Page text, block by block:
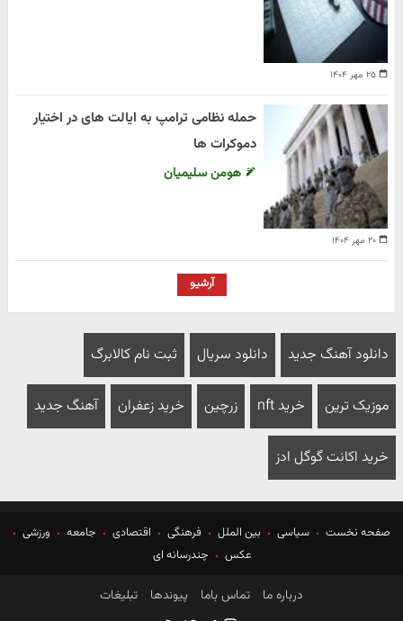
۲۵ مهر ۱۴۰۴
۲۰ مهر ۱۴۰۴
حمله نظامی ترامپ به ایالت های در اختیار
دموکرات ها
هومن سلیمیان
آرشیو
دانلود آهنگ جدید دانلود سریال ثبت نام کالابرگ
موزیک ترین خرید nft زرچین خرید زعفران آهنگ جدید
خرید اکانت گوگل ادز
صفحه نخست سیاسی بین الملل فرهنگی اقتصادی جامعه
ورزشی
عکس
چندرسانه ای
درباره ما تماس باما پیوندها تبلیغات